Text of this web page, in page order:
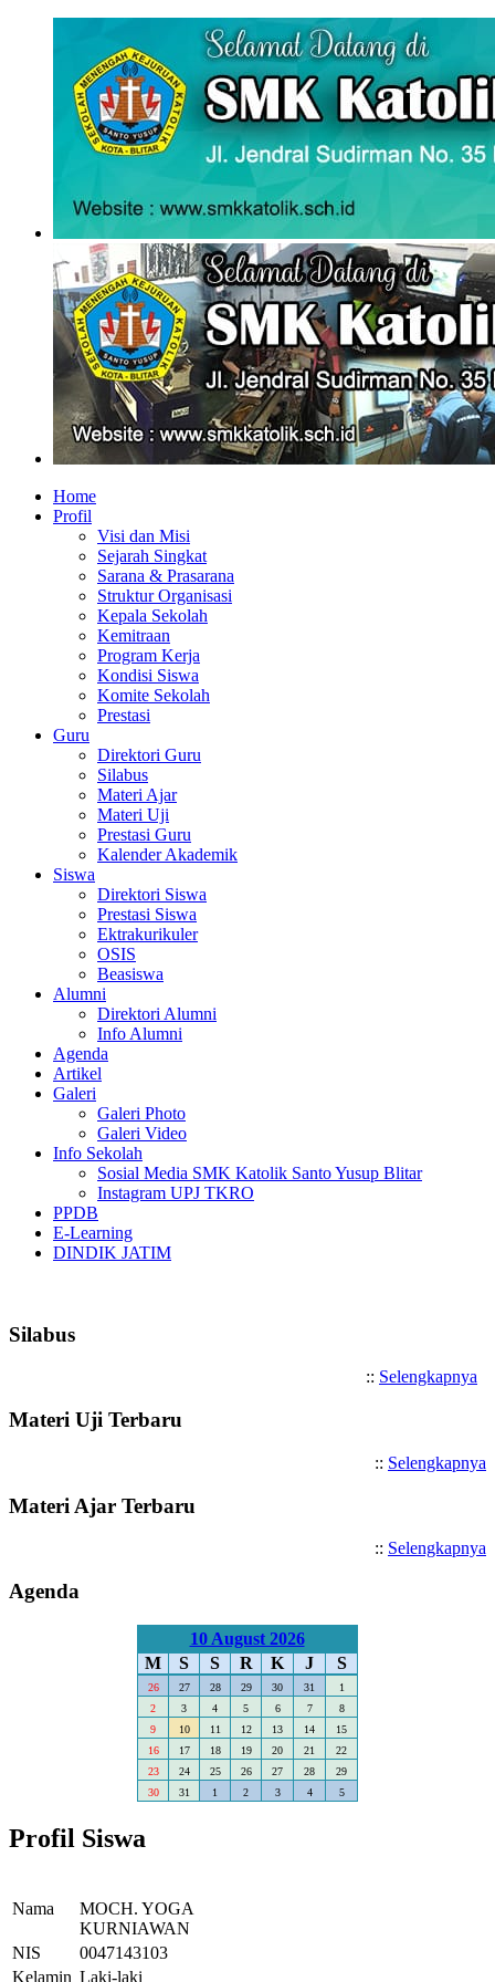
Home
Profil
Visi dan Misi
Sejarah Singkat
Sarana & Prasarana
Struktur Organisasi
Kepala Sekolah
Kemitraan
Program Kerja
Kondisi Siswa
Komite Sekolah
Prestasi
Guru
Direktori Guru
Silabus
Materi Ajar
Materi Uji
Prestasi Guru
Kalender Akademik
Siswa
Direktori Siswa
Prestasi Siswa
Ektrakurikuler
OSIS
Beasiswa
Alumni
Direktori Alumni
Info Alumni
Agenda
Artikel
Galeri
Galeri Photo
Galeri Video
Info Sekolah
Sosial Media SMK Katolik Santo Yusup Blitar
Instagram UPJ TKRO
PPDB
E-Learning
DINDIK JATIM
Silabus
:: Selengkapnya
Materi Uji Terbaru
:: Selengkapnya
Materi Ajar Terbaru
:: Selengkapnya
Agenda
10 August 2026
M
S S R K J S
26 27 28 29 30 31
1
2
3 4 5 6 7
8
9
10 11 12 13 14
15
16
17 18 19 20 21
22
23
24 25 26 27 28
29
30
31 1 2 3 4 5
Profil Siswa
Nama
MOCH. YOGA
KURNIAWAN
NIS
0047143103
Kelamin Laki-laki